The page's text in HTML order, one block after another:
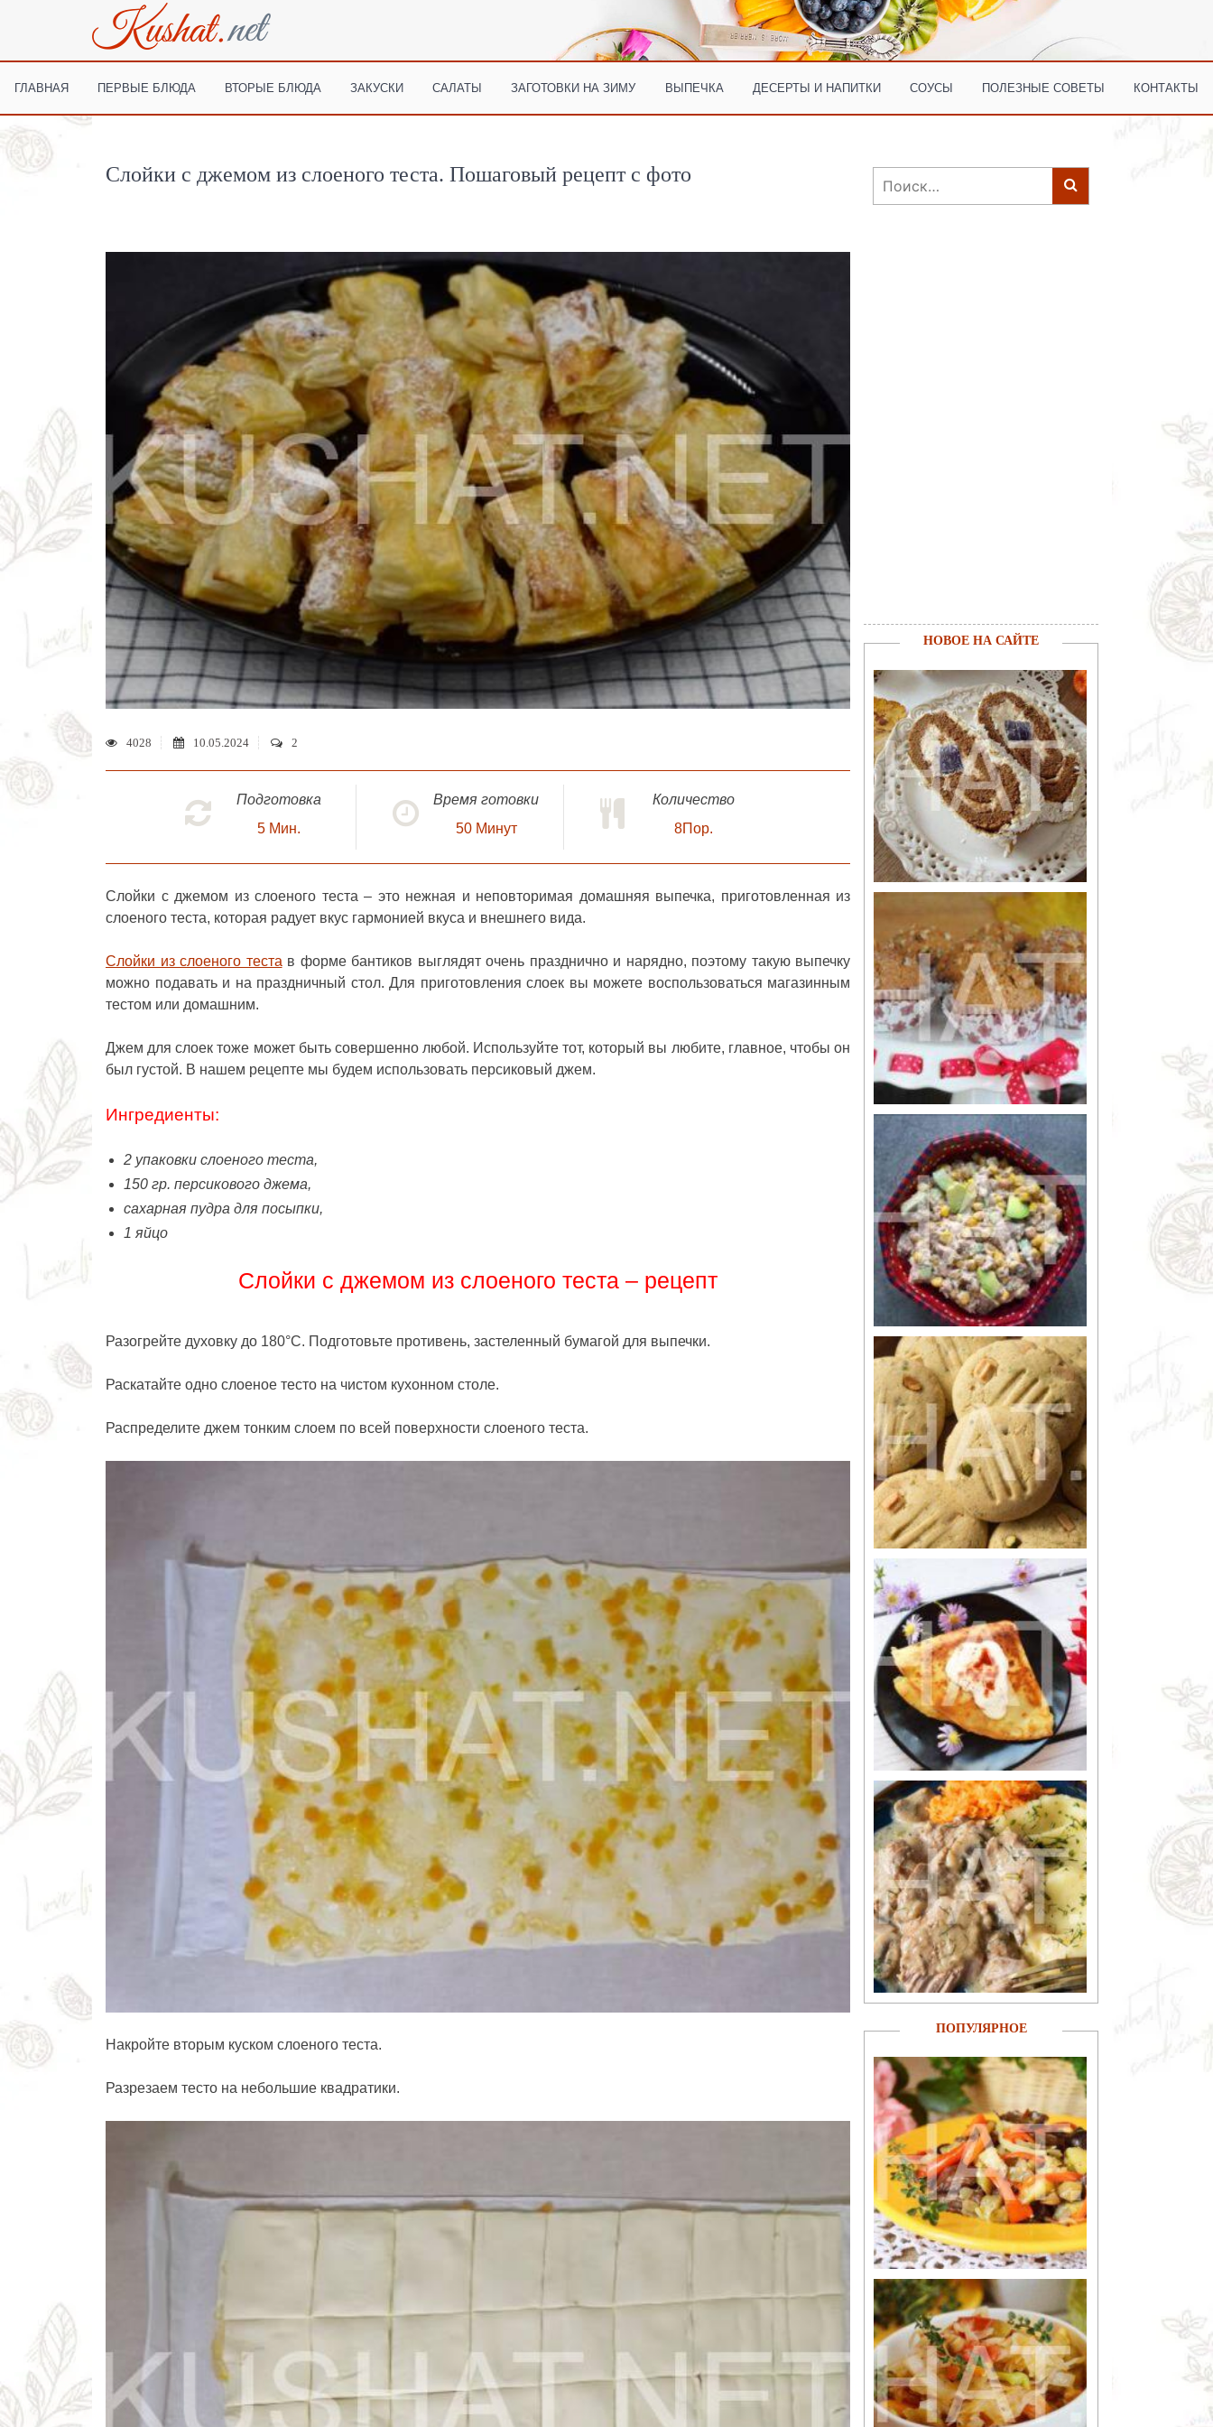
ГЛАВНАЯ ПЕРВЫЕ БЛЮДА ВТОРЫЕ БЛЮДА ЗАКУСКИ САЛАТЫ ЗАГОТОВКИ НА ЗИМУ ВЫПЕЧКА ДЕСЕРТЫ И НАПИТКИ СОУСЫ ПОЛЕЗНЫЕ СОВЕТЫ КОНТАКТЫ
Слойки с джемом из слоеного теста. Пошаговый рецепт с фото
4028 10.05.2024 2
Подготовка
5 Мин.
Время готовки
50 Минут
Количество
8Пор.
Слойки с джемом из слоеного теста – это нежная и неповторимая домашняя выпечка, приготовленная из
слоеного теста, которая радует вкус гармонией вкуса и внешнего вида.
Слойки из слоеного теста в форме бантиков выглядят очень празднично и нарядно, поэтому такую выпечку
можно подавать и на праздничный стол. Для приготовления слоек вы можете воспользоваться магазинным
тестом или домашним.
Джем для слоек тоже может быть совершенно любой. Используйте тот, который вы любите, главное, чтобы он
был густой. В нашем рецепте мы будем использовать персиковый джем.
Ингредиенты:
2 упаковки слоеного теста,
150 гр. персикового джема,
сахарная пудра для посыпки,
1 яйцо
Слойки с джемом из слоеного теста – рецепт
Разогрейте духовку до 180°C. Подготовьте противень, застеленный бумагой для выпечки.
Раскатайте одно слоеное тесто на чистом кухонном столе.
Распределите джем тонким слоем по всей поверхности слоеного теста.
Накройте вторым куском слоеного теста.
Разрезаем тесто на небольшие квадратики.
Найти:
НОВОЕ НА САЙТЕ
ПОПУЛЯРНОЕ